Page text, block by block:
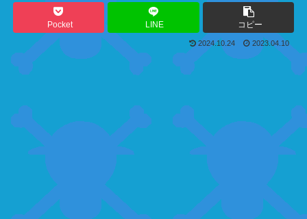
Pocket LINE コピー
2024.10.24 2023.04.10